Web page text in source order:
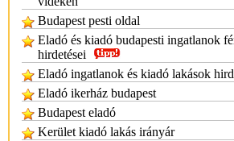
Budapest pesti oldal
Eladó és kiadó budapesti ingatlanok
hirdetései
Eladó ingatlanok és kiadó lakások
Eladó ikerház budapest
Budapest eladó
Kerület kiadó lakás irányár